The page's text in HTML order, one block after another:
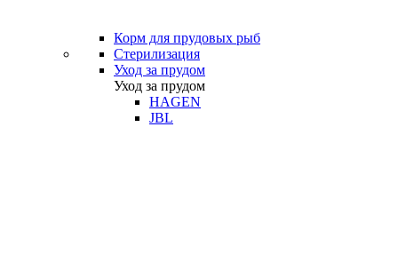
Корм для прудовых рыб
Стерилизация
Уход за прудом
Уход за прудом
HAGEN
JBL